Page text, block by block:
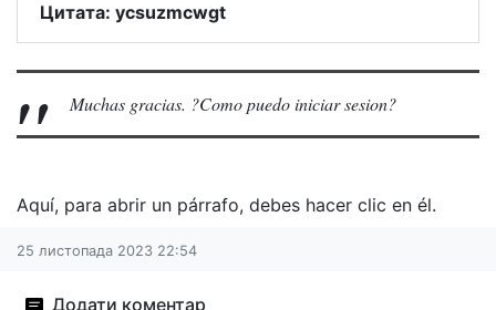
Цитата: ycsuzmcwgt
Muchas gracias. ?Como puedo iniciar sesion?
Aquí, para abrir un párrafo, debes hacer clic en él.
25 листопада 2023 22:54
Додати коментар